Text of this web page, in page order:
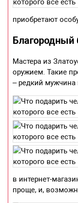
приобретают
Благородный
Мастера из
оружием. Такие
– редкий мужчина
в интернет-
проще, и,